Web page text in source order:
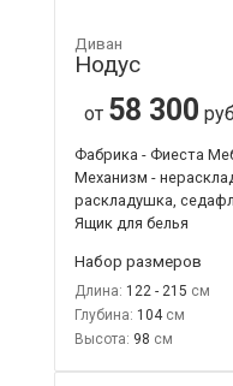
Диван
Нодус
от 58 300
Фабрика - Фиеста
Механизм -
раскладушка,
Ящик для белья
Набор размеров
Длина: 122 - 215
Глубина: 104
Высота: 98